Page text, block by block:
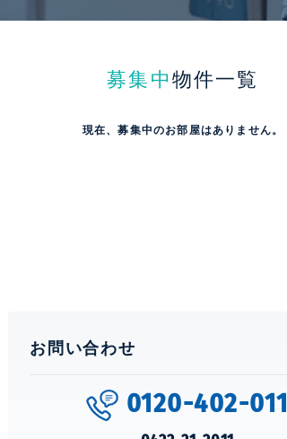
募集中 物件一覧
現在、募集中のお部屋はありません。
お問い合わせ
0120-402-011